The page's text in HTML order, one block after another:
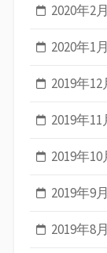
2020年2月
2020年1月
2019年12
2019年11
2019年10
2019年9月
2019年8月